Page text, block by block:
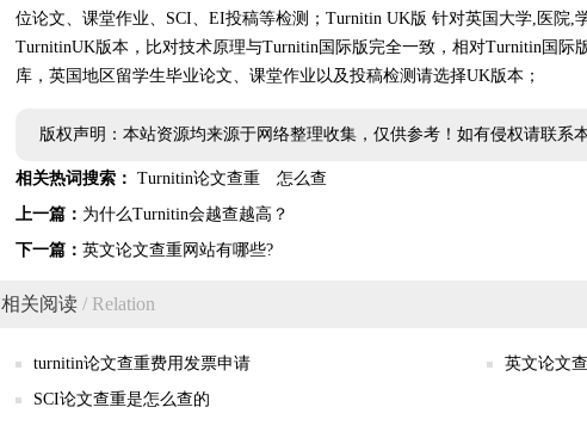
位论文、课堂作业、SCI、EI投稿等检测；Turnitin UK版 针对英国大学,医院,
TurnitinUK版本，比对技术原理与Turnitin国际版完全一致，相对Turnitin国际
库，英国地区留学生毕业论文、课堂作业以及投稿检测请选择UK版本；
版权声明：本站资源均来源于网络整理收集，仅供参考！如有侵权请联系本
相关热词搜索： Turnitin论文查重
怎么查
上一篇： 为什么Turnitin会越查越高？
下一篇： 英文论文查重网站有哪些?
相关阅读 / Relation
turnitin论文查重费用发票申请
英文论文
SCI论文查重是怎么查的